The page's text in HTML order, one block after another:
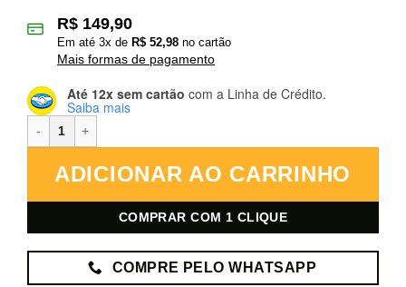
R$ 149,90
Em até 3x de R$ 52,98 no cartão
Mais formas de pagamento
Até 12x sem cartão com a Linha de Crédito.
Saiba mais
ADICIONAR AO CARRINHO
COMPRAR COM 1 CLIQUE
COMPRE PELO WHATSAPP